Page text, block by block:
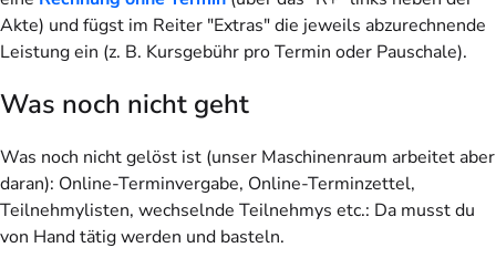
Akte) und fügst im Reiter "Extras" die jeweils abzurechnende
Leistung ein (z. B. Kursgebühr pro Termin oder Pauschale).
Was noch nicht geht
Was noch nicht gelöst ist (unser Maschinenraum arbeitet aber
daran): Online-Terminvergabe, Online-Terminzettel,
Teilnehmylisten, wechselnde Teilnehmys etc.: Da musst du
von Hand tätig werden und basteln.